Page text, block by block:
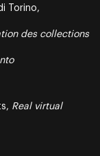
Torino,
des collections
Real virtual